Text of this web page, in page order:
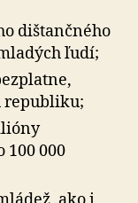
dištančného
ľudí;
republiku;
100 000